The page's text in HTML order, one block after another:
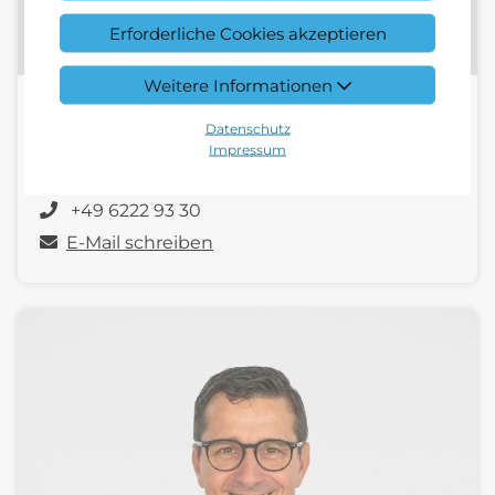
Erforderliche Cookies akzeptieren
Weitere Informationen
Datenschutz
Impressum
Kunden-Kontakt Center Wiesloch
+49 6222 93 30
E-Mail schreiben